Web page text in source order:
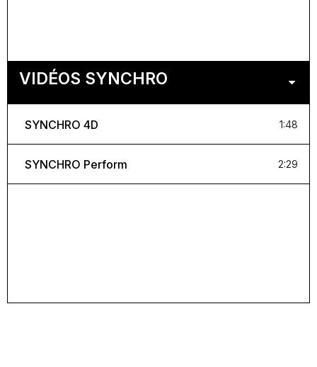
VIDÉOS SYNCHRO
SYNCHRO 4D 1:48
SYNCHRO Perform 2:29